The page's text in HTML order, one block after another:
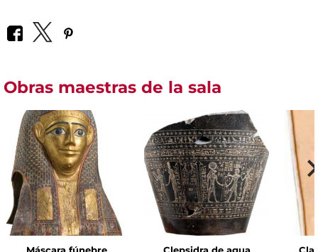
Obras maestras de la sala
Máscara fúnebre Clepsidra de agua